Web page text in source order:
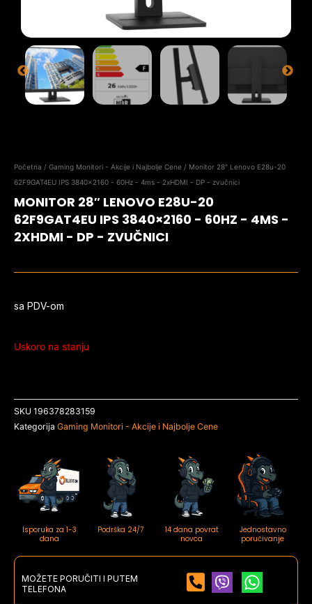
Početna / Gaming Monitori - Akcije i Najbolje Cene / Monitor 28″ Lenovo E28u-20
62F9GAT4EU IPS 3840×2160 - 60Hz - 4ms - 2xHDMI - DP - zvučnici
MONITOR 28″ LENOVO E28U-20
62F9GAT4EU IPS 3840×2160 - 60HZ - 4MS -
2XHDMI - DP - ZVUČNICI
sa PDV-om
Uskoro na stanju
SKU 196378283159
Kategorija Gaming Monitori - Akcije i Najbolje Cene
Isporuka za 1-3
dana
Podrška 24/7
14 dana povrat
novca
Jednostavno
poručivanje
MOŽETE PORUČITI I PUTEM
TELEFONA